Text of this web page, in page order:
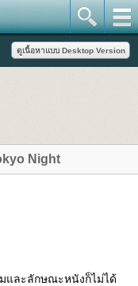
Night
และลักษณะหนังก็ไม่ได้